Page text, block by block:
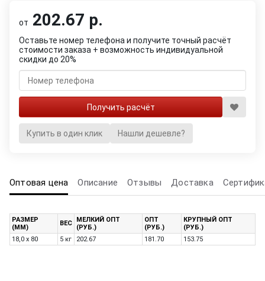
от 202.67 р.
Оставьте номер телефона и получите точный расчёт
стоимости заказа + возможность индивидуальной
скидки до 20%
Купить в один клик Нашли дешевле?
Оптовая цена Описание Отзывы Доставка
РАЗМЕР
(ММ)
ВЕС
МЕЛКИЙ ОПТ
(РУБ.)
ОПТ
(РУБ.)
КРУПНЫЙ ОПТ
(РУБ.)
18,0 x 80
5 кг 202.67 181.70 153.75